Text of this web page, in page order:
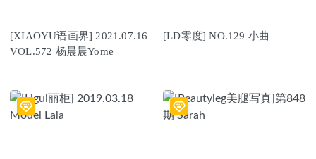
[XIAOYU语画界] 2021.07.16
VOL.572 杨晨晨Yome
[LD零度] NO.129 小曲